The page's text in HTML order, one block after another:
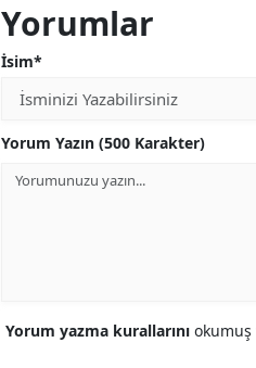
Yorumlar
İsim*
Yorum Yazın (500 Karakter)
Yorum yazma kurallarını okumuş